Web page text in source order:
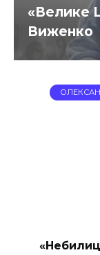
«Велике
Виженко